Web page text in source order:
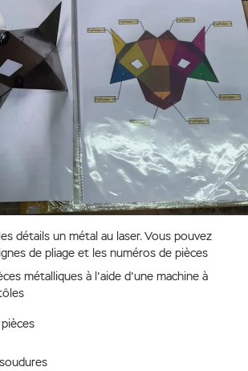
détails un métal au laser. Vous pouvez
de pliage et les numéros de pièces
métalliques à l'aide d'une machine à